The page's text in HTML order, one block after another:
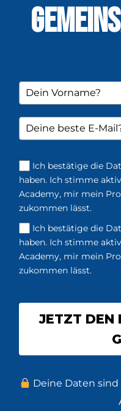
Ich bestätige die
haben. Ich stimme
Academy, mir mein
zukommen lässt.
Ich bestätige die
haben. Ich stimme
Academy, mir mein
zukommen lässt.
JETZT DEN
Deine Daten sind